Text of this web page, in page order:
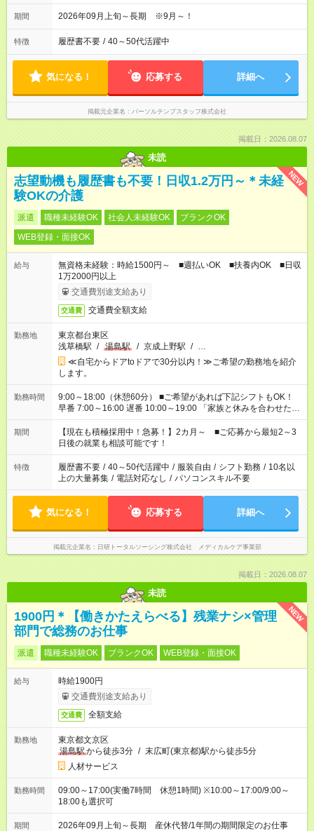
期間 2026年09月上旬～長期 ※9月～！
特徴 履歴書不要 / 40～50代活躍中
気になる！ 応募する 詳細へ
掲載元企業名 パーソルテンプスタッフ株式会社
掲載日：2026.08.07
未読
NEW
志望動機も履歴書も不要！日収1.2万円～＊未経
験OKの介護
派遣 職種未経験OK 社会人未経験OK
ブランクOK
WEB登録・面接OK
給与
無資格未経験：時給1500円～ ■週払いOK ■扶養内OK ■日収
1万2000円以上
交通費別途支給あり
交通費 交通費全額支給
勤務地
東京都台東区
浅草橋駅 / 湯島駅 / 京成上野駅 / …
≪自宅からドアtoドアで30分以内！≫ご希望の勤務地を紹介
します。
勤務時間
9:00～18:00（休憩60分） ■ご希望があれば下記シフトもOK！
早番 7:00～16:00 遅番 10:00～19:00 「家族と休みを合わせた
い」 「余裕を持って夕飯の準備がしたい」 「できれば残業はし
たくない」 など、ご希望を教えてくださいね。 ※Wワーク希望
の方へ 今ご覧のお仕事で希望する勤務時間と、もう1つのお仕事
の勤務時間。 合計で週40時間を超える場合は応募できません。
期間
【現在も積極採用中！急募！】2カ月～ ■ご応募から最短2～3
日後の就業も相談可能です！
特徴 履歴書不要 / 40～50代活躍中 / 服装自由 / シフト勤務 / 10名以
上の大量募集 / 電話対応なし / パソコンスキル不要
気になる！ 応募する 詳細へ
掲載元企業名 日研トータルソーシング株式会社 メディカルケア事業部
掲載日：2026.08.07
未読
NEW
1900円＊【働きかたえらべる】残業ナシ×管理
部門で総務のお仕事
派遣 職種未経験OK ブランクOK WEB登録・面接OK
給与
時給1900円
交通費別途支給あり
交通費 全額支給
勤務地
東京都文京区
湯島駅から徒歩3分 / 末広町(東京都)駅から徒歩5分
人材サービス
勤務時間
09:00～17:00(実働7時間 休憩1時間) ※10:00～17:00/9:00～
18:00も選択可
期間
2026年09月上旬～長期 産休代替/1年間の期間限定のお仕事